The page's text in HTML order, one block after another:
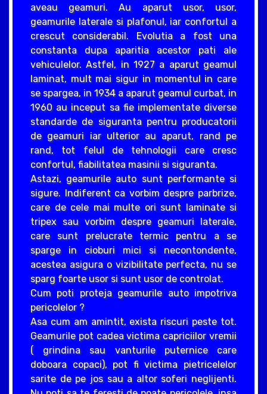
aveau geamuri. Au aparut usor, usor,
geamurile laterale si plafonul, iar confortul a
crescut considerabil. Evolutia a fost una
constanta dupa aparitia acestor pati ale
vehiculelor. Astfel, in 1927 a aparut geamul
laminat, mult mai sigur in momentul in care
se spargea, in 1934 a aparut geamul curbat, in
1960 au inceput sa fie implementate diverse
standarde de siguranta pentru producatorii
de geamuri iar ulterior au aparut, rand pe
rand, tot felul de tehnologii care cresc
confortul, fiabilitatea masinii si siguranta.
Astazi, geamurile auto sunt performante si
sigure. Indiferent ca vorbim despre parbrize,
care de cele mai multe ori sunt laminate si
tripex sau vorbim despre geamuri laterale,
care sunt prelucrate termic pentru a se
sparge in cioburi mici si necontondente,
acestea asigura o vizibilitate perfecta, nu se
sparg foarte usor si sunt usor de controlat.
Cum poti proteja geamurile auto impotriva
pericolelor ?
Asa cum am amintit, exista riscuri peste tot.
Geamurile pot cadea victima capriciilor vremii
( grindina sau vanturile puternice care
doboara copaci), pot fi victima pietricelelor
sarite de pe jos sau a altor soferi neglijenti.